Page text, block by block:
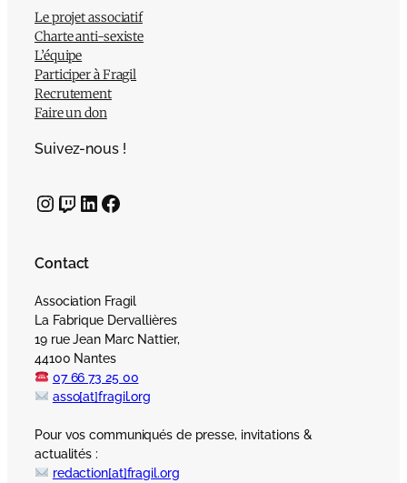
Le projet associatif
Charte anti-sexiste
L’équipe
Participer à Fragil
Recrutement
Faire un don
Suivez-nous !
InstagramTwitch LinkedIn Facebook
Contact
Association Fragil
La Fabrique Dervallières
19 rue Jean Marc Nattier,
44100 Nantes
07 66 73 25 00
asso[at]fragil.org
Pour vos communiqués de presse, invitations &
actualités :
redaction[at]fragil.org